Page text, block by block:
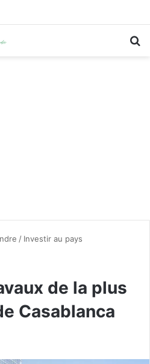
/ Investir au pays
de la plus
Casablanca